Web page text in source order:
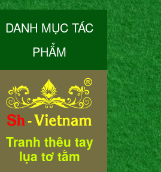
DANH MỤC TÁC
PHẨM
Tranh thêu tay
lụa tơ tằm